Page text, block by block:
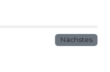
Nächstes